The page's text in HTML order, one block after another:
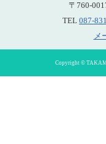
〒760-
TEL 087-
メ
Copyright ©